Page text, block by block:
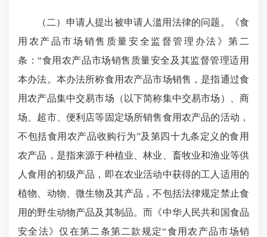
（二）申请人提出被申请人滥用法律的问题。《食
用农产品市场销售质量安全监督管理办法》第二
条：“食用农产品市场销售质量安全及其监督管理适用
本办法。本办法所称食用农产品市场销售，是指通过食
用农产品集中交易市场（以下简称集中交易市场）、商
场、超市、便利店等固定场所销售食用农产品的活动，
不包括食用农产品收购行为”及第四十九条定义的食用
农产品，是指来源于种植业、林业、畜牧业和渔业等供
人食用的初级产品，即在农业活动中获得的工人适用的
植物、动物、微生物及其产品，不包括法律规定禁止食
用的野生动物产品及其制品。而《中华人民共和国食品
安全法》仅在第二条第二款规定“食用农产品市场销